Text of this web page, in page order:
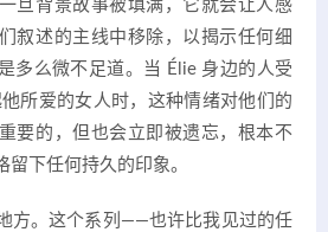
旦背景故事被填满，它就会让人感
叙述的主线中移除，以揭示任何细
多么微不足道。当 Élie 身边的人受
所爱的女人时，这种情绪对他们的
要的，但也会立即被遗忘，根本不
留下任何持久的印象。
方。这个系列——也许比我见过的任